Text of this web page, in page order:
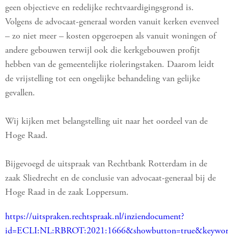
geen objectieve en redelijke rechtvaardigingsgrond is.
Volgens de advocaat-generaal worden vanuit kerken evenveel
– zo niet meer – kosten opgeroepen als vanuit woningen of
andere gebouwen terwijl ook die kerkgebouwen profijt
hebben van de gemeentelijke rioleringstaken. Daarom leidt
de vrijstelling tot een ongelijke behandeling van gelijke
gevallen.
Wij kijken met belangstelling uit naar het oordeel van de
Hoge Raad.
Bijgevoegd de uitspraak van Rechtbank Rotterdam in de
zaak Sliedrecht en de conclusie van advocaat-generaal bij de
Hoge Raad in de zaak Loppersum.
https://uitspraken.rechtspraak.nl/inziendocument?